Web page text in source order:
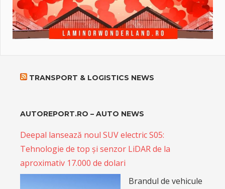
TRANSPORT & LOGISTICS NEWS
AUTOREPORT.RO – AUTO NEWS
Deepal lansează noul SUV electric S05:
Tehnologie de top și senzor LiDAR de la
aproximativ 17.000 de dolari
Brandul de vehicule